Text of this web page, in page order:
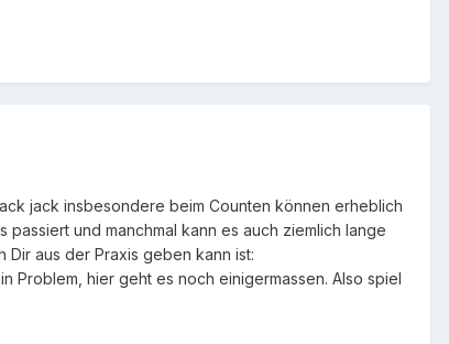
jack insbesondere beim Counten können erheblich
und manchmal kann es auch ziemlich lange
aus der Praxis geben kann ist:
Problem, hier geht es noch einigermassen. Also spiel